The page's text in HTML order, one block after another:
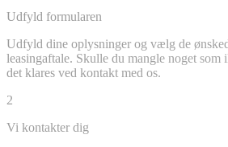
Udfyld formularen
Udfyld dine oplysninger og vælg de
leasingaftale. Skulle du mangle noget som
det klares ved kontakt med os.
2
Vi kontakter dig